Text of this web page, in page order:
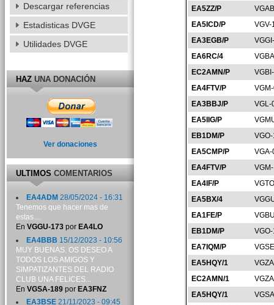
EA5ZZ/P
EA5ICD/P
VGV-
EA3EGB/P
EA6RC/4
EC2AMN/P
EA4FTV/P
EA3BBJ/P
VGL-
EA5IIG/P
EB1DM/P
EA5CMP/P
EA4FTV/P
EA4IF/P
EA5BX/4
EA1FE/P
EB1DM/P
EA7IQM/P
EA5HQY/1
EC2AMN/1
EA5HQY/1
Descargar referencias
Estadisticas DVGE
Utilidades DVGE
HAZUNA DONACIÓN
Ver donaciones
ULTIMOSCOMENTARIOS
EA4ADM 28/05/2024 - 16:31
Tenemos que hacer mas de
estas....
En VGGU-173por EA4LO
EA4BBB 15/12/2023 - 10:56
MUY BUENAS. OS DESEO A
TODOS LOS AMIGOS Y
SIMPATIZANTES DEL RADIO
CLUB UNA FELICES...
En VGSA-189por EA3FNZ
EA3BSE21/11/2023 - 09:45